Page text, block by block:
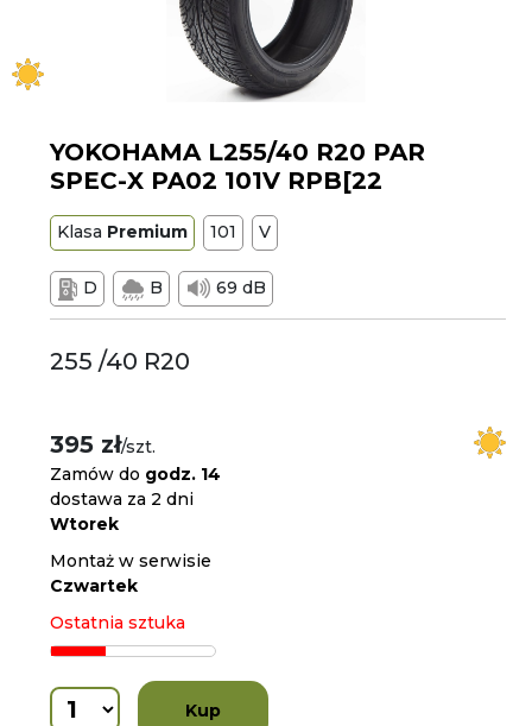
YOKOHAMA L255/40 R20 PAR
SPEC-X PA02 101V RPB[22
Klasa Premium 101 V
D B 69 dB
255 /40 R20
395 zł/szt.
Zamów do godz. 14
dostawa za 2 dni
Wtorek
Montaż w serwisie
Czwartek
Ostatnia sztuka
Kup